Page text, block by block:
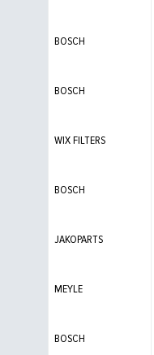
BOSCH
BOSCH
WIX FILTERS
BOSCH
JAKOPARTS
MEYLE
BOSCH